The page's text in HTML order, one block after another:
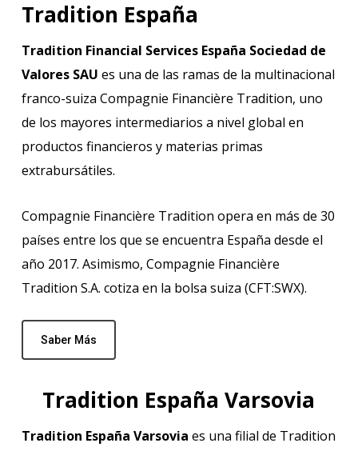
Tradition España
Tradition Financial Services España Sociedad de
Valores SAU es una de las ramas de la multinacional
franco-suiza Compagnie Financière Tradition, uno
de los mayores intermediarios a nivel global en
productos financieros y materias primas
extrabursátiles.
Compagnie Financière Tradition opera en más de 30
países entre los que se encuentra España desde el
año 2017. Asimismo, Compagnie Financière
Tradition S.A. cotiza en la bolsa suiza (CFT:SWX).
Saber Más
Tradition España Varsovia
Tradition España Varsovia es una filial de Tradition